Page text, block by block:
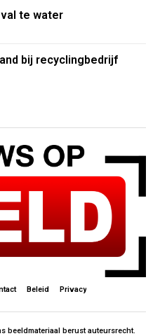
te water
bij recyclingbedrijf
Beleid Privacy
beeldmateriaal berust auteursrecht.